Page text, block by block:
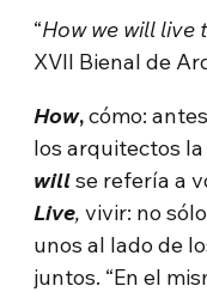
“How we will live
XVII Bienal de
How,cómo:
los arquitectos
willse refería a
Live, vivir: no
unos al lado de
juntos. “En el